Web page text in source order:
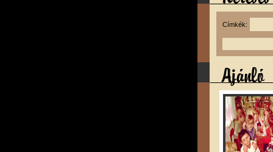
Címkék: